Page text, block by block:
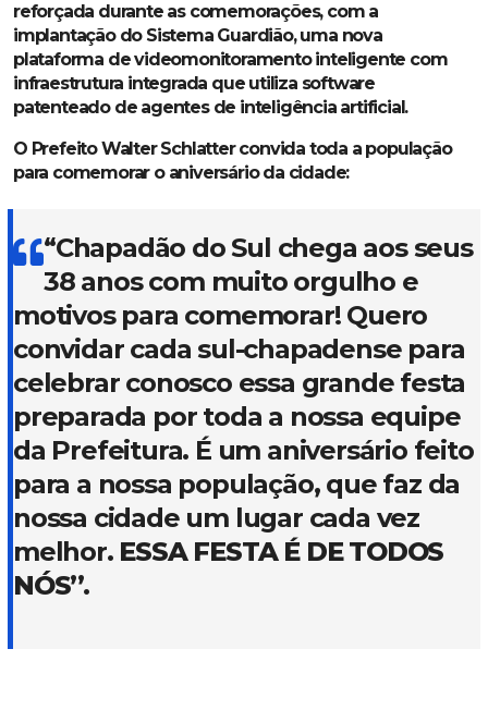
reforçada durante as comemorações, com a
implantação do Sistema Guardião, uma nova
plataforma de videomonitoramento inteligente com
infraestrutura integrada que utiliza software
patenteado de agentes de inteligência artificial.
O Prefeito Walter Schlatter convida toda a população
para comemorar o aniversário da cidade:
“Chapadão do Sul chega aos seus
38 anos com muito orgulho e
motivos para comemorar! Quero
convidar cada sul-chapadense para
celebrar conosco essa grande festa
preparada por toda a nossa equipe
da Prefeitura. É um aniversário feito
para a nossa população, que faz da
nossa cidade um lugar cada vez
melhor. ESSA FESTA É DE TODOS
NÓS”.